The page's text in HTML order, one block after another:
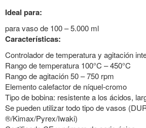
Ideal para:
para vaso de 100 – 5.000 ml
Características:
Controlador de temperatura y agitación
Rango de temperatura 100°C – 450°C
Rango de agitación 50 – 750 rpm
Elemento calefactor de níquel-cromo
Tipo de bobina: resistente a los ácidos,
Se pueden utilizar todo tipo de vasos
®/Kimax/Pyrex/Iwaki)